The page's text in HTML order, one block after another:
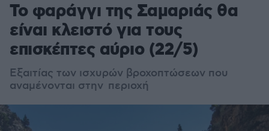
Το φαράγγι της Σαμαριάς θα
είναι κλειστό για τους
επισκέπτες αύριο (22/5)
Εξαιτίας των ισχυρών βροχοπτώσεων που
αναμένονται στην περιοχή